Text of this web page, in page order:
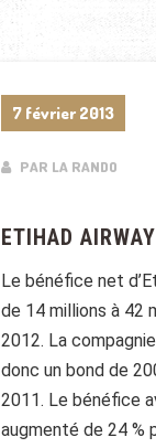
7 février 2013
PAR LA RANDO
ETIHAD
Le bénéfice net
de 14 millions à 42
2012. La
donc un bond de
2011. Le bénéfice
augmenté de 24 %